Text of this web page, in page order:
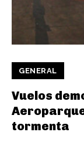
GENERAL
Vuelos
tormenta